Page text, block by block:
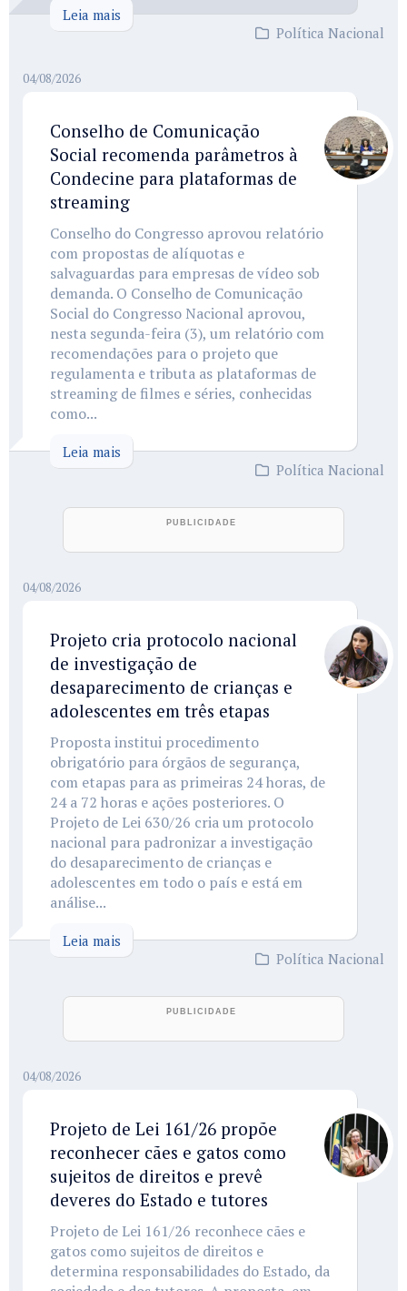
Leia mais
Política Nacional
04/08/2026
Conselho de Comunicação
Social recomenda parâmetros à
Condecine para plataformas de
streaming
Conselho do Congresso aprovou relatório
com propostas de alíquotas e
salvaguardas para empresas de vídeo sob
demanda. O Conselho de Comunicação
Social do Congresso Nacional aprovou,
nesta segunda-feira (3), um relatório com
recomendações para o projeto que
regulamenta e tributa as plataformas de
streaming de filmes e séries, conhecidas
como...
Leia mais
Política Nacional
04/08/2026
Projeto cria protocolo nacional
de investigação de
desaparecimento de crianças e
adolescentes em três etapas
Proposta institui procedimento
obrigatório para órgãos de segurança,
com etapas para as primeiras 24 horas, de
24 a 72 horas e ações posteriores. O
Projeto de Lei 630/26 cria um protocolo
nacional para padronizar a investigação
do desaparecimento de crianças e
adolescentes em todo o país e está em
análise...
Leia mais
Política Nacional
04/08/2026
Projeto de Lei 161/26 propõe
reconhecer cães e gatos como
sujeitos de direitos e prevê
deveres do Estado e tutores
Projeto de Lei 161/26 reconhece cães e
gatos como sujeitos de direitos e
determina responsabilidades do Estado, da